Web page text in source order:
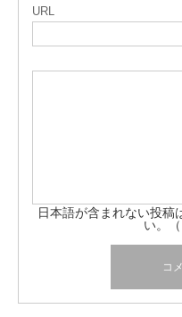
URL
日本語が含まれない投稿
い。